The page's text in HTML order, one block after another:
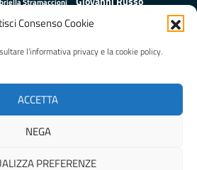
Consenso Cookie
l’informativa privacy e la cookie policy.
ACCETTA
NEGA
PREFERENZE
Istruzione e cultura
Mauro
Giustizia Minori Misure
Salute Samuele Ciambriello
Situazione in numeri
Calderone